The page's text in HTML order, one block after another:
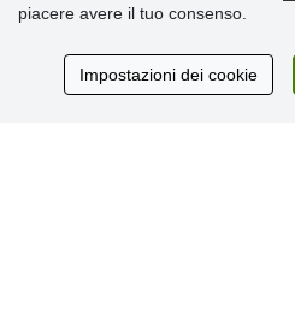
» Garanzia e resi
piacere avere il tuo consenso.
Impostazioni dei cookie